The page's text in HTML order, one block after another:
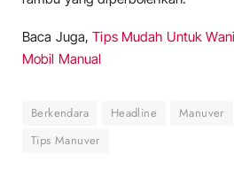
Baca Juga,Tips Mudah Untuk
Mobil Manual
Berkendara Headline Manuver
Tips Manuver